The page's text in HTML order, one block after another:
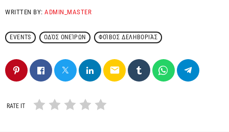
WRITTEN BY:ADMIN_MASTER
EVENTS ΟΔΌΣ ΟΝΕΊΡΩΝ ΦΟΊΒΟΣ ΔΕΛΗΒΟΡΙΆΣ
email
RATE IT